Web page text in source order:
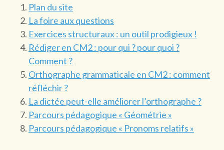
Plan du site
La foire aux questions
Exercices structuraux : un outil prodigieux !
Rédiger en CM2 : pour qui ? pour quoi ?
Comment ?
Orthographe grammaticale en CM2 : comment
réfléchir ?
La dictée peut-elle améliorer l’orthographe ?
Parcours pédagogique « Géométrie »
Parcours pédagogique « Pronoms relatifs »